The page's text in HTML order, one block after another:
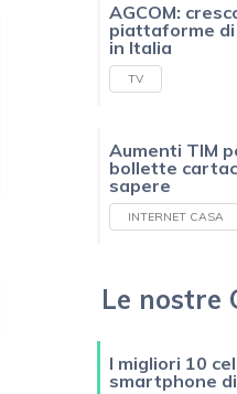
AGCOM:
piattaforme
in Italia
TV
Aumenti TIM
bollette
sapere
INTERNET CASA
Le nostre
I migliori 10
smartphone